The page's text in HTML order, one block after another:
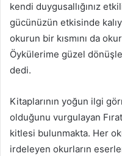
kendi duygusallığınız
gücünüzün etkisinde
okurun bir kısmını da
Öykülerime güzel
dedi.
Kitaplarının yoğun ilgi
olduğunu vurgulayan
kitlesi bulunmakta. Her
irdeleyen okurların